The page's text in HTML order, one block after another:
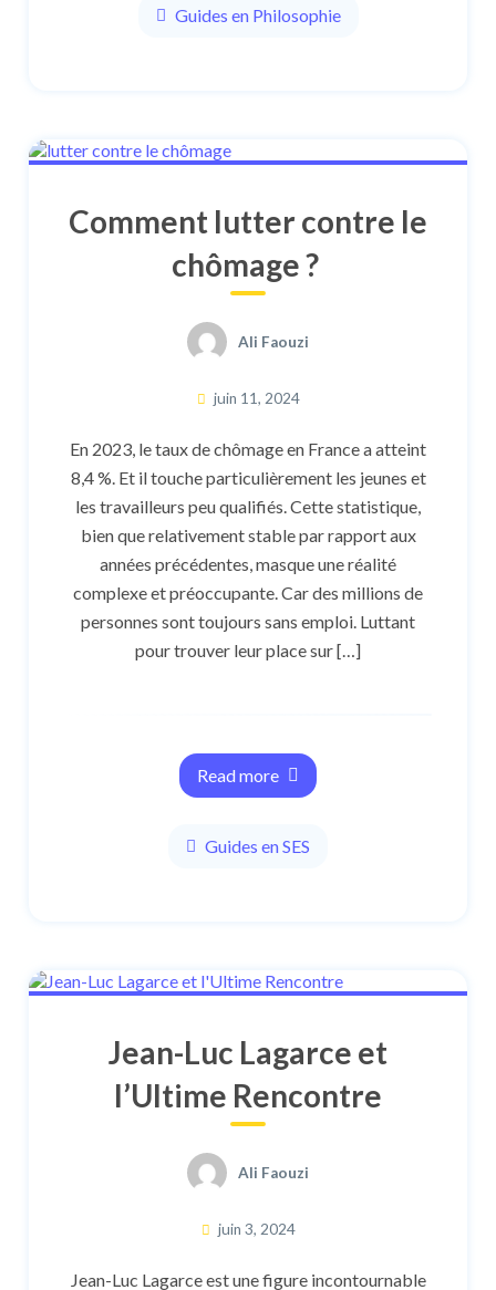
Guides en Philosophie
Comment lutter contre le
chômage ?
Ali Faouzi
juin 11, 2024
En 2023, le taux de chômage en France a atteint
8,4 %. Et il touche particulièrement les jeunes et
les travailleurs peu qualifiés. Cette statistique,
bien que relativement stable par rapport aux
années précédentes, masque une réalité
complexe et préoccupante. Car des millions de
personnes sont toujours sans emploi. Luttant
pour trouver leur place sur […]
Read more
Guides en SES
Jean-Luc Lagarce et
l’Ultime Rencontre
Ali Faouzi
juin 3, 2024
Jean-Luc Lagarce est une figure incontournable